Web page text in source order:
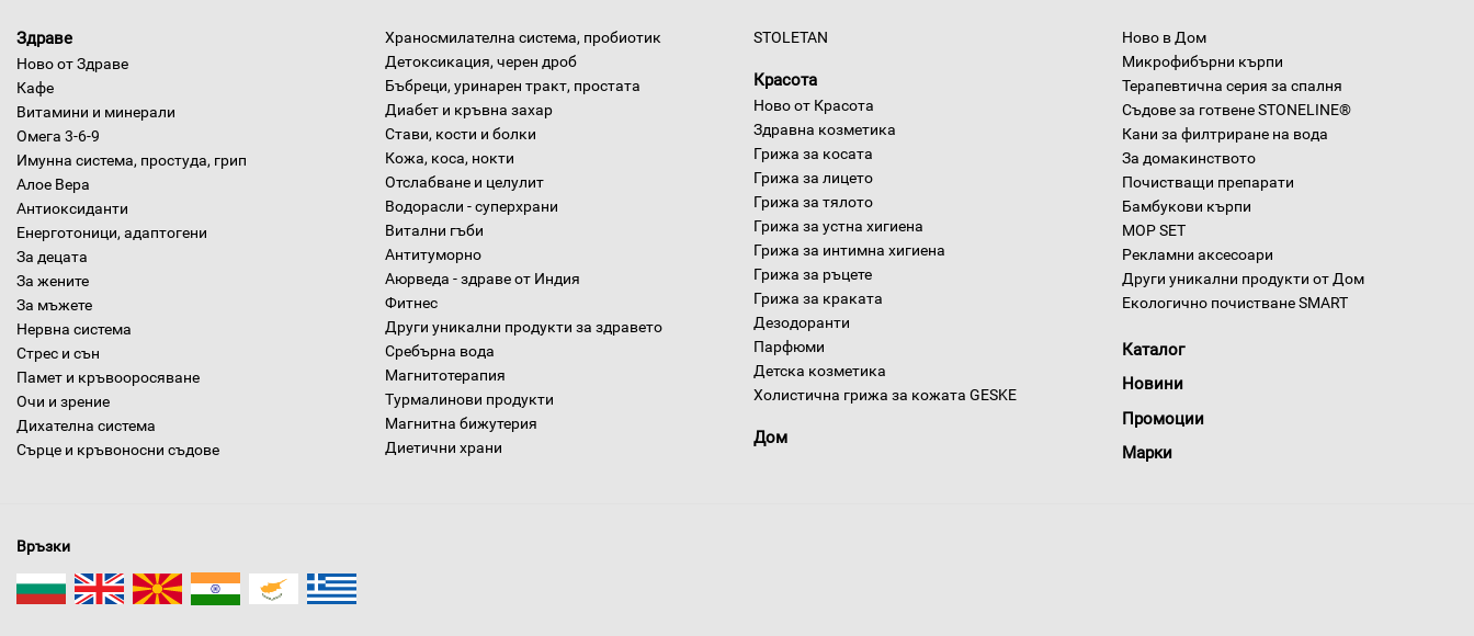
Здраве
Ново от Здраве
Кафе
Витамини и минерали
Омега 3-6-9
Имунна система, простуда, грип
Алое Вера
Антиоксиданти
Енерготоници, адаптогени
За децата
За жените
За мъжете
Нервна система
Стрес и сън
Памет и кръвооросяване
Очи и зрение
Дихателна система
Сърце и кръвоносни съдове
Храносмилателна система, пробиотик
Детоксикация, черен дроб
Бъбреци, уринарен тракт, простата
Диабет и кръвна захар
Стави, кости и болки
Кожа, коса, нокти
Отслабване и целулит
Водорасли - суперхрани
Витални гъби
Антитуморно
Аюрведа - здраве от Индия
Фитнес
Други уникални продукти за здравето
Сребърна вода
Магнитотерапия
Турмалинови продукти
Магнитна бижутерия
Диетични храни
STOLETAN
Красота
Ново от Красота
Здравна козметика
Грижа за косата
Грижа за лицето
Грижа за тялото
Грижа за устна хигиена
Грижа за интимна хигиена
Грижа за ръцете
Грижа за краката
Дезодоранти
Парфюми
Детска козметика
Холистична грижа за кожата GESKE
Дом
Ново в Дом
Микрофибърни кърпи
Терапевтична серия за спалня
Съдове за готвене STONELINE®
Кани за филтриране на вода
За домакинството
Почистващи препарати
Бамбукови кърпи
MOP SET
Рекламни аксесоари
Други уникални продукти от Дом
Екологично почистване SMART
Каталог
Новини
Промоции
Марки
Връзки